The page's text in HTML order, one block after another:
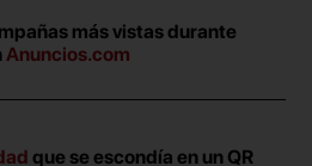
más vistas durante
Anuncios.com
que se escondía en un QR